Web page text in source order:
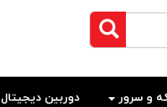
و سرور دوربین دیجیتال